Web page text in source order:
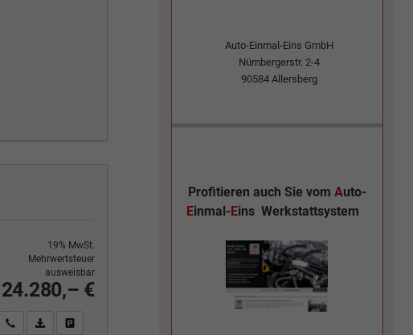
24.280,– €
19% MwSt.
Mehrwertsteuer
ausweisbar
Wir rufen Sie anPDF-Fahrzeugexposé drucken
Auto-Einmal-Eins GmbH
Nürnbergerstr. 2-4
90584 Allersberg
Profitieren auch Sie vom Auto-
Einmal- Eins Werkstattsystem